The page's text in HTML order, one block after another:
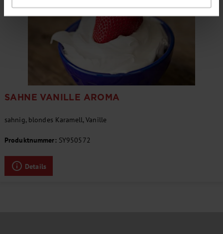
SAHNE VANILLE AROMA
sahnig, blondes Karamell, Vanille
Produktnummer: SY950572
Details